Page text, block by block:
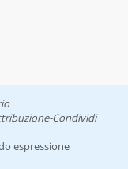
Condividi
espressione